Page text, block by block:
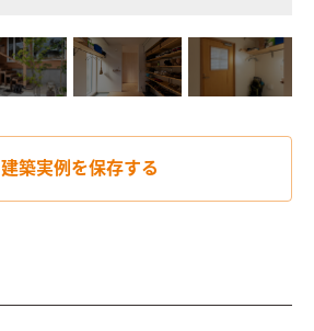
建築実例を保存する